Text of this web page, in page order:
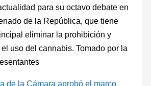
para su octavo debate en
de la República, que tiene
eliminar la prohibición y
uso del cannabis. Tomado por la
de la Cámara aprobó el marco